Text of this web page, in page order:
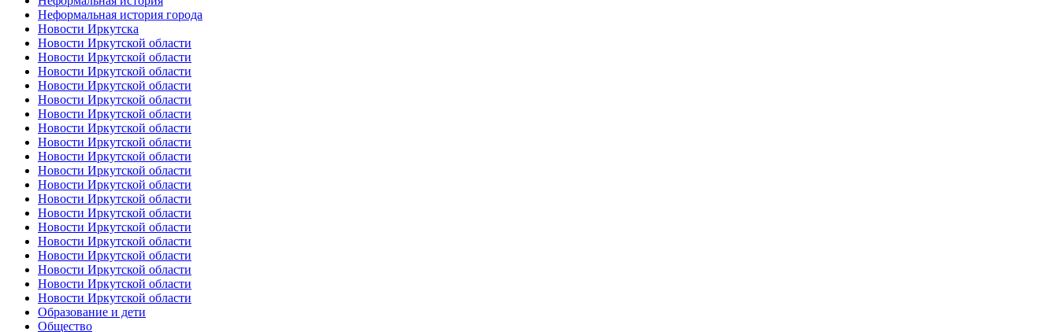
Неформальная история города
Новости Иркутска
Новости Иркутской области
Новости Иркутской области
Новости Иркутской области
Новости Иркутской области
Новости Иркутской области
Новости Иркутской области
Новости Иркутской области
Новости Иркутской области
Новости Иркутской области
Новости Иркутской области
Новости Иркутской области
Новости Иркутской области
Новости Иркутской области
Новости Иркутской области
Новости Иркутской области
Новости Иркутской области
Новости Иркутской области
Новости Иркутской области
Новости Иркутской области
Образование и дети
Общество